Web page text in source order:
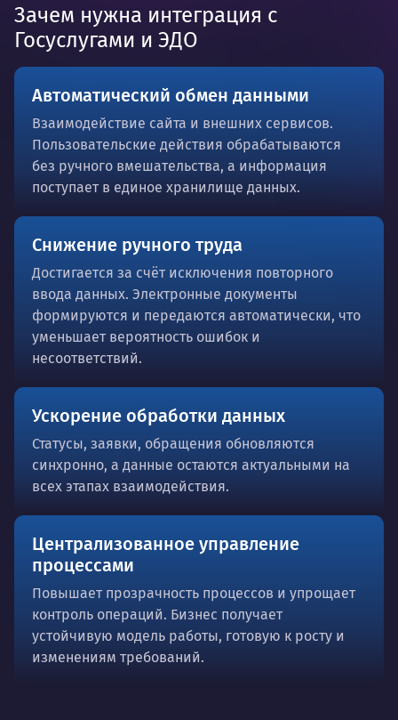
Зачем нужна интеграция с
Госуслугами и ЭДО
Автоматический обмен данными
Взаимодействие сайта и внешних сервисов.
Пользовательские действия обрабатываются
без ручного вмешательства, а информация
поступает в единое хранилище данных.
Снижение ручного труда
Достигается за счёт исключения повторного
ввода данных. Электронные документы
формируются и передаются автоматически, что
уменьшает вероятность ошибок и
несоответствий.
Ускорение обработки данных
Статусы, заявки, обращения обновляются
синхронно, а данные остаются актуальными на
всех этапах взаимодействия.
Централизованное управление
процессами
Повышает прозрачность процессов и упрощает
контроль операций. Бизнес получает
устойчивую модель работы, готовую к росту и
изменениям требований.